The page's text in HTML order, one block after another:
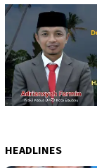
HEADLINES